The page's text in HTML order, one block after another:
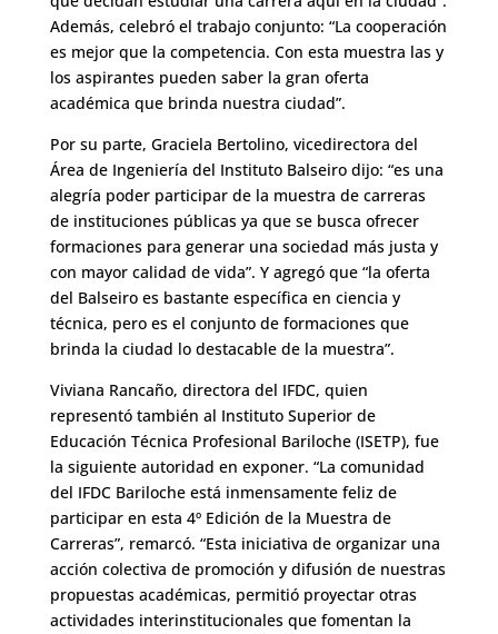
Además, celebró el trabajo conjunto: “La cooperación
es mejor que la competencia. Con esta muestra las y
los aspirantes pueden saber la gran oferta
académica que brinda nuestra ciudad”.
Por su parte, Graciela Bertolino, vicedirectora del
Área de Ingeniería del Instituto Balseiro dijo: “es una
alegría poder participar de la muestra de carreras
de instituciones públicas ya que se busca ofrecer
formaciones para generar una sociedad más justa y
con mayor calidad de vida”. Y agregó que “la oferta
del Balseiro es bastante específica en ciencia y
técnica, pero es el conjunto de formaciones que
brinda la ciudad lo destacable de la muestra”.
Viviana Rancaño, directora del IFDC, quien
representó también al Instituto Superior de
Educación Técnica Profesional Bariloche (ISETP), fue
la siguiente autoridad en exponer. “La comunidad
del IFDC Bariloche está inmensamente feliz de
participar en esta 4º Edición de la Muestra de
Carreras”, remarcó. “Esta iniciativa de organizar una
acción colectiva de promoción y difusión de nuestras
propuestas académicas, permitió proyectar otras
actividades interinstitucionales que fomentan la